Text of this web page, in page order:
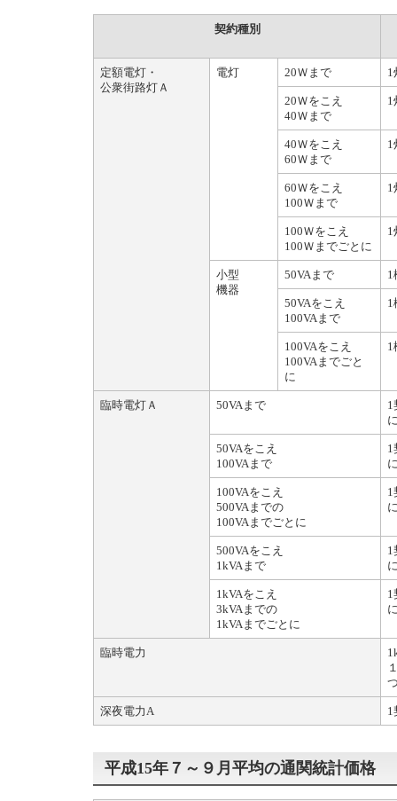
契約種別
定額電灯・
公衆街路灯Ａ
電灯 20Ｗまで 1
20Ｗをこえ
40Ｗまで
1
40Ｗをこえ
60Ｗまで
1
60Ｗをこえ
100Ｗまで
1
100Ｗをこえ
100Ｗまでごとに
1
小型
機器
50VAまで 1
50VAをこえ
100VAまで
1
100VAをこえ
100VAまでごと
に
1
臨時電灯Ａ 50VAまで
1
50VAをこえ
100VAまで
1
100VAをこえ
500VAまでの
100VAまでごとに
1
500VAをこえ
1kVAまで
1
1kVAをこえ
3kVAまでの
1kVAまでごとに
1
臨時電力
深夜電力A 1
平成15年７～９月平均の通関統計価格